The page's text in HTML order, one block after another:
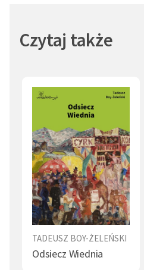
Czytaj także
TADEUSZ BOY-ŻELEŃSKI
Odsiecz Wiednia